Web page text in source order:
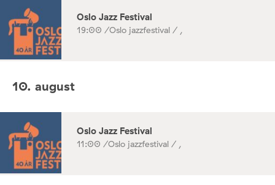
Oslo Jazz Festival
19:00 /Oslo jazzfestival / ,
10. august
Oslo Jazz Festival
11:00 /Oslo jazzfestival / ,